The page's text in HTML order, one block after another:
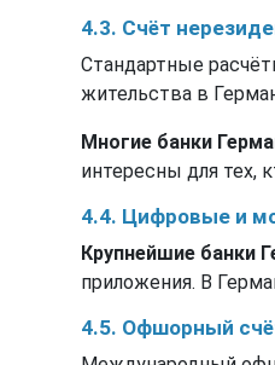
4.3. Счёт
Стандартные
жительства в
Многие банки
интересны для тех,
4.4. Цифровые и
Крупнейшие банки
приложения. В
4.5. Офшорный